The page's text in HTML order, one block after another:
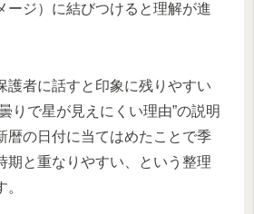
ージ）に結びつけると理解が進
護者に話すと印象に残りやすい
りで星が見えにくい理由”の説明
暦の日付に当てはめたことで季
期と重なりやすい、という整理